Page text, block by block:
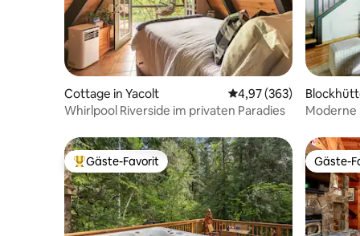
Cottage in Yacolt Durchschnittliche
4,97 (363)
Whirlpool Riverside im privaten Paradies
n
Moderne
Beliebter Gäste-Favorit.
Gäste-Favorit Gäste-
Gäste-